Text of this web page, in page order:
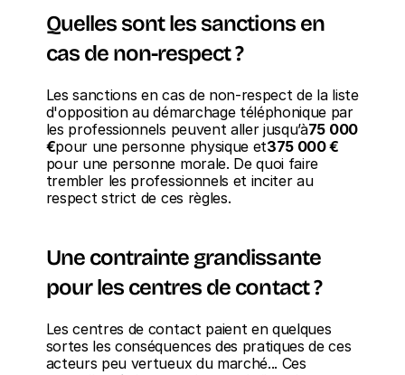
Quelles sont les sanctions en
cas de non-respect ?
Les sanctions en cas de non-respect de la liste
d'opposition au démarchage téléphonique par
les professionnels peuvent aller jusqu’à75 000
€pour une personne physique et375 000 €
pour une personne morale. De quoi faire
trembler les professionnels et inciter au
respect strict de ces règles.
Une contrainte grandissante
pour les centres de contact ?
Les centres de contact paient en quelques
sortes les conséquences des pratiques de ces
acteurs peu vertueux du marché... Ces